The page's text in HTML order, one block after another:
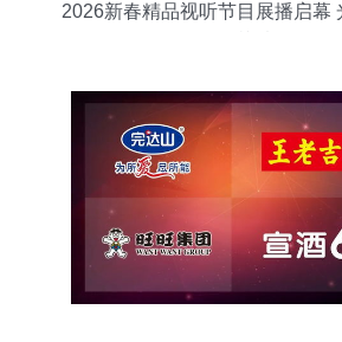
2026新春精品视听节目展播启幕